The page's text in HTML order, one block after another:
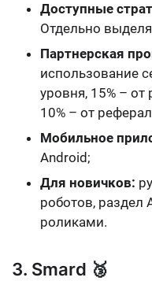
Доступные
Отдельно
Партнерская
использование
уровня, 15% –
10% – от
Мобильное
Android;
Для новичков:
роботов,
роликами.
3. Smard 🥉